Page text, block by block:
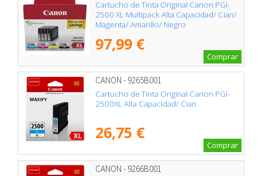
Cartucho de Tinta Original Canon PGI-
2500 XL Multipack Alta Capacidad/ Cian/
Magenta/ Amarillo/ Negro
97,99 €
Comprar
CANON - 9265B001
Cartucho de Tinta Original Canon PGI-
2500XL Alta Capacidad/ Cian
26,75 €
Comprar
CANON - 9266B001